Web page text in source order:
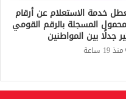
خدمة الاستعلام عن أرقام
المسجلة بالرقم القومي
جدلًا بين المواطنين
منذ 19 ساعة